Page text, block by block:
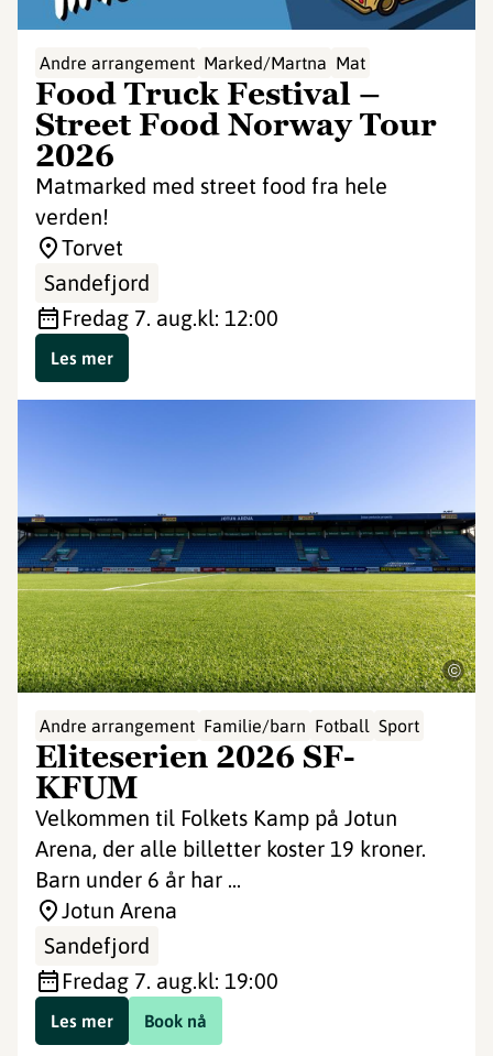
Andre arrangement Marked/Martna Mat
Food Truck Festival –
Street Food Norway Tour
2026
Matmarked med street food fra hele
verden!
Torvet
Sandefjord
fredag 7. aug.kl: 12:00
Les mer
©
Andre arrangement Familie/barn Fotball Sport
Eliteserien 2026 SF-
KFUM
Velkommen til Folkets Kamp på Jotun
Arena, der alle billetter koster 19 kroner.
Barn under 6 år har ...
Jotun Arena
Sandefjord
fredag 7. aug.kl: 19:00
Book nå
Les mer